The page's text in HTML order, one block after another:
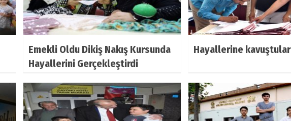
Emekli Oldu Dikiş Nakış Kursunda
Hayallerini Gerçekleştirdi
Hayallerine kavuştular